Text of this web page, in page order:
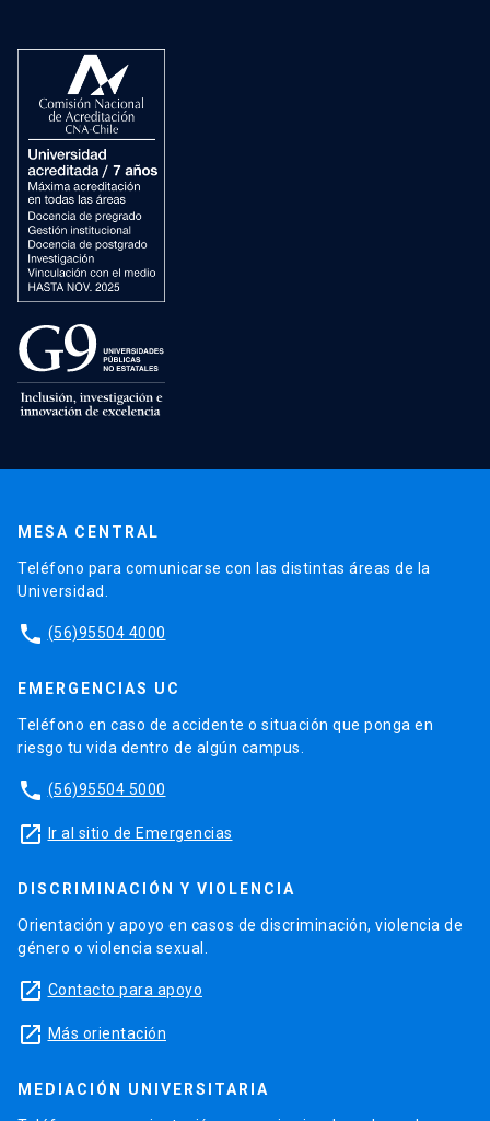
MESA CENTRAL
Teléfono para comunicarse con las distintas áreas de la
Universidad.
phone (56)95504 4000
EMERGENCIAS UC
Teléfono en caso de accidente o situación que ponga en
riesgo tu vida dentro de algún campus.
phone (56)95504 5000
launch Ir al sitio de Emergencias
DISCRIMINACIÓN Y VIOLENCIA
Orientación y apoyo en casos de discriminación, violencia de
género o violencia sexual.
launch Contacto para apoyo
launch Más orientación
MEDIACIÓN UNIVERSITARIA